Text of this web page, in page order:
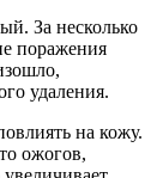
За несколько
поражения
удаления.
на кожу.
ожогов,